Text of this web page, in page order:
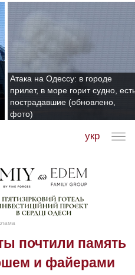
Атака на Одессу: в городе
прилет, в море горит судно,
пострадавшие (обновлено,
фото)
укр
почтили память
и файерами